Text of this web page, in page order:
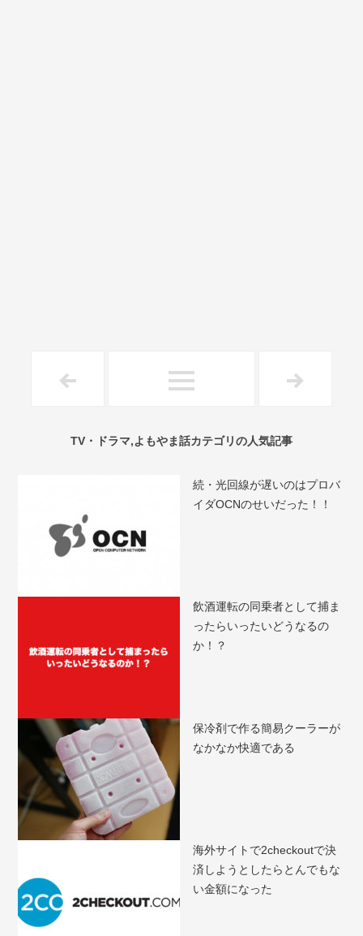
TV・ドラマ,よもやま話カテゴリの人気記事
続・光回線が遅いのはプロバ
イダOCNのせいだった！！
飲酒運転の同乗者として捕ま
ったらいったいどうなるの
か！？
保冷剤で作る簡易クーラーが
なかなか快適である
海外サイトで2checkoutで決
済しようとしたらとんでもな
い金額になった